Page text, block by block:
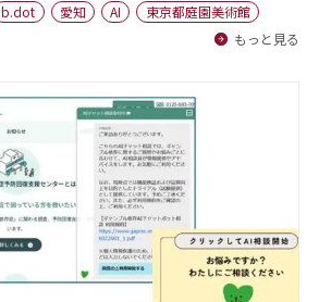
b.dot 愛知 AI
東京都庭園美術館
もっと見る